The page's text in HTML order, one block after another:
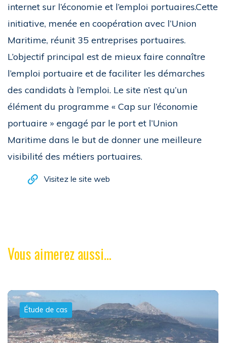
internet sur l’économie et l’emploi portuaires.Cette
initiative, menée en coopération avec l’Union
Maritime, réunit 35 entreprises portuaires.
L’objectif principal est de mieux faire connaître
l’emploi portuaire et de faciliter les démarches
des candidats à l’emploi. Le site n’est qu’un
élément du programme « Cap sur l’économie
portuaire » engagé par le port et l’Union
Maritime dans le but de donner une meilleure
visibilité des métiers portuaires.
Visitez le site web
Vous aimerez aussi...
Étude de cas